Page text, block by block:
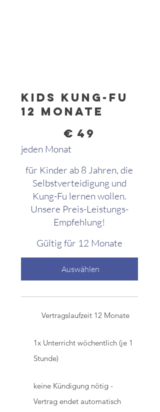
Kids Kung-Fu
12 Monate
€ 49
jeden Monat
für Kinder ab 8 Jahren, die
Selbstverteidigung und
Kung-Fu lernen wollen.
Unsere Preis-Leistungs-
Empfehlung!
Gültig für 12 Monate
Auswählen
Vertragslaufzeit 12 Monate
1x Unterricht wöchentlich (je 1
Stunde)
keine Kündigung nötig -
Vertrag endet automatisch